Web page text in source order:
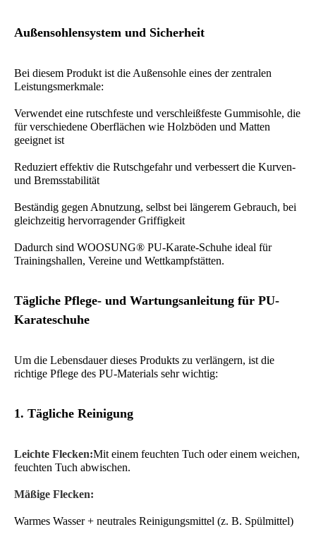
Außensohlensystem und Sicherheit
Bei diesem Produkt ist die Außensohle eines der zentralen
Leistungsmerkmale:
Verwendet eine rutschfeste und verschleißfeste Gummisohle, die
für verschiedene Oberflächen wie Holzböden und Matten
geeignet ist
Reduziert effektiv die Rutschgefahr und verbessert die Kurven-
und Bremsstabilität
Beständig gegen Abnutzung, selbst bei längerem Gebrauch, bei
gleichzeitig hervorragender Griffigkeit
Dadurch sind WOOSUNG® PU-Karate-Schuhe ideal für
Trainingshallen, Vereine und Wettkampfstätten.
Tägliche Pflege- und Wartungsanleitung für PU-
Karateschuhe
Um die Lebensdauer dieses Produkts zu verlängern, ist die
richtige Pflege des PU-Materials sehr wichtig:
1. Tägliche Reinigung
Leichte Flecken:Mit einem feuchten Tuch oder einem weichen,
feuchten Tuch abwischen.
Mäßige Flecken:
Warmes Wasser + neutrales Reinigungsmittel (z. B. Spülmittel)